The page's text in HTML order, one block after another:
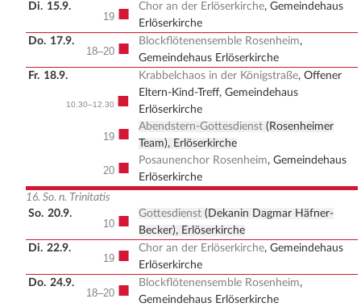
Di. 15.9.
19 ■ Chor an der Erlöserkirche, Gemeindehaus
Erlöserkirche
Do. 17.9.
18–20 ■ Blockflötenensemble Rosenheim,
Gemeindehaus Erlöserkirche
Fr. 18.9.
10.30–12.30 ■
Krabbelchaos in der Königstraße, Offener
Eltern-Kind-Treff, Gemeindehaus
Erlöserkirche
19 ■ Abendstern-Gottesdienst (Rosenheimer
Team), Erlöserkirche
20 ■ Posaunenchor Rosenheim, Gemeindehaus
Erlöserkirche
16. So. n. Trinitatis
So. 20.9.
10 ■ Gottesdienst (Dekanin Dagmar Häfner-
Becker), Erlöserkirche
Di. 22.9.
19 ■ Chor an der Erlöserkirche, Gemeindehaus
Erlöserkirche
Do. 24.9.
18–20 ■ Blockflötenensemble Rosenheim,
Gemeindehaus Erlöserkirche